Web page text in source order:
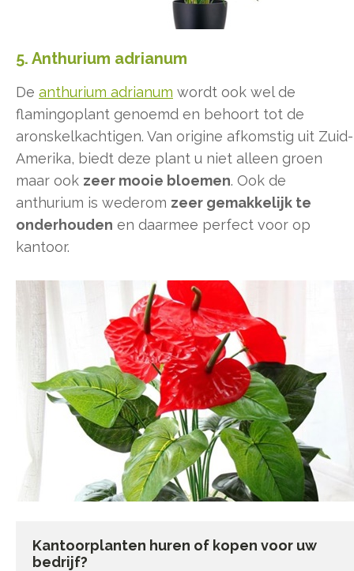
5. Anthurium adrianum
De anthurium adrianum wordt ook wel de
flamingoplant genoemd en behoort tot de
aronskelkachtigen. Van origine afkomstig uit Zuid-
Amerika, biedt deze plant u niet alleen groen
maar ook zeer mooie bloemen. Ook de
anthurium is wederom zeer gemakkelijk te
onderhouden en daarmee perfect voor op
kantoor.
Kantoorplanten huren of kopen voor uw
bedrijf?